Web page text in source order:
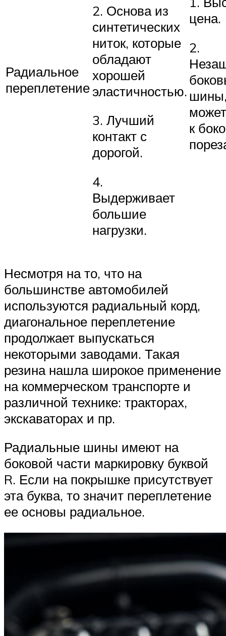
Радиальное
переплетение
2. Основа из
синтетических
ниток, которые
обладают
хорошей
эластичностью.
3. Лучший
контакт с
дорогой.
4.
Выдерживает
большие
нагрузки.
цена.
2.
к
Несмотря на то, что на
большинстве автомобилей
используются радиальный корд,
диагональное переплетение
продолжает выпускаться
некоторыми заводами. Такая
резина нашла широкое применение
на коммерческом транспорте и
различной технике: тракторах,
экскаваторах и пр.
Радиальные шины имеют на
боковой части маркировку буквой
R. Если на покрышке присутствует
эта буква, то значит переплетение
ее основы радиальное.